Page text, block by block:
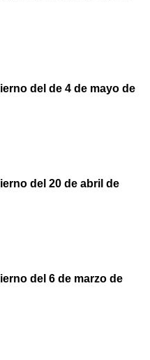
del de 4 de mayo de
del 20 de abril de
del 6 de marzo de